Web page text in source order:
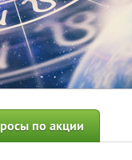
по акции